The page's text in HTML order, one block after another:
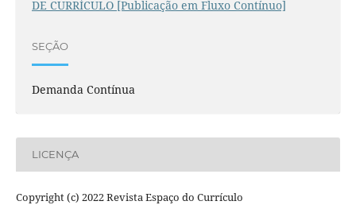
DE CURRÍCULO [Publicação em Fluxo Contínuo]
SEÇÃO
Demanda Contínua
LICENÇA
Copyright (c) 2022 Revista Espaço do Currículo